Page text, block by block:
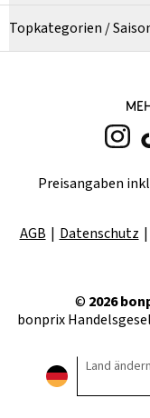
Topkategorien /
Preisangaben
AGB
Datenschutz
© 2026
bonprix
Land